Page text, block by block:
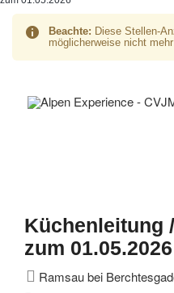
Beachte: Diese Stellen-
möglicherweise nicht
Küchenleitung
zum 01.05.2026
Ramsau bei